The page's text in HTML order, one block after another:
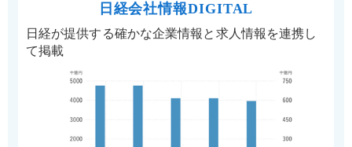
日経会社情報DIGITAL
日経が提供する確かな企業情報と求人情報を連携し
て掲載